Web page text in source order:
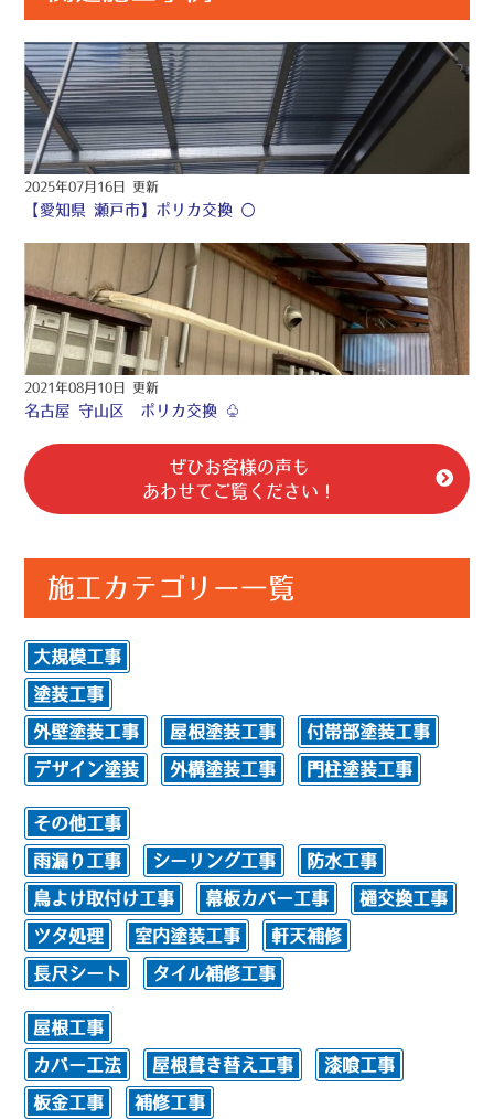
2025年07月16日 更新
【愛知県 瀬戸市】ポリカ交換 〇
2021年08月10日 更新
名古屋 守山区 ポリカ交換 ♧
ぜひお客様の声も
あわせてご覧ください！
施工カテゴリー一覧
大規模工事
塗装工事
外壁塗装工事 屋根塗装工事 付帯部塗装工事
デザイン塗装 外構塗装工事 門柱塗装工事
その他工事
雨漏り工事 シーリング工事 防水工事
鳥よけ取付け工事 幕板カバー工事 樋交換工事
ツタ処理 室内塗装工事 軒天補修
長尺シート タイル補修工事
屋根工事
カバー工法 屋根葺き替え工事 漆喰工事
板金工事 補修工事